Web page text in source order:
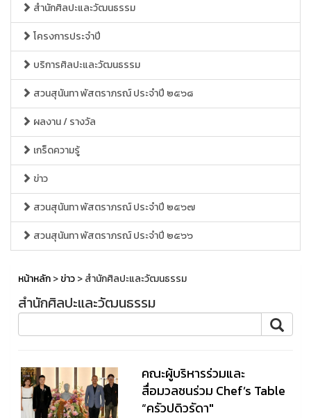
สำนักศิลปะและวัฒนธรรม
โครงการประจำปี
บริการศิลปะและวัฒนธรรม
สวนสุนันทา พัสตราภรณ์ ประจำปี ๒๕๖๘
ผลงาน / รางวัล
เกร็ดความรู้
ข่าว
สวนสุนันทา พัสตราภรณ์ ประจำปี ๒๕๖๗
สวนสุนันทา พัสตราภรณ์ ประจำปี ๒๕๖๖
หน้าหลัก>ข่าว> สำนักศิลปะและวัฒนธรรม
สำนักศิลปะและวัฒนธรรม
คณะผู้บริหารร่วมและ
สื่อมวลชนร่วม Chef’s Table
“ครัวปดิวรัดา"